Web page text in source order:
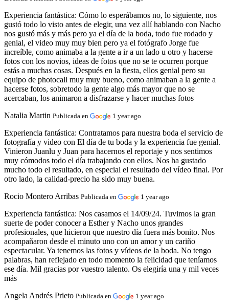
Experiencia fantástica: Cómo lo esperábamos no, lo siguiente, nos
gustó todo lo visto antes de elegir, una vez allí hablando con Nacho
nos gustó más y más pero ya el día de la boda, todo fue rodado y
genial, el video muy muy bien pero ya el fotógrafo Jorge fue
increíble, como animaba a la gente a ir a un lado u otro y hacerse
fotos con los novios, ideas de fotos que no se te ocurren porque
estás a muchas cosas. Después en la fiesta, ellos genial pero su
equipo de photocall muy muy bueno, como animaban a la gente a
hacerse fotos, sobretodo la gente algo más mayor que no se
acercaban, los animaron a disfrazarse y hacer muchas fotos
Natalia Martin Publicada en 1 year ago
Experiencia fantástica: Contratamos para nuestra boda el servicio de
fotografía y video con El día de tu boda y la experiencia fue genial.
Vinieron Juanlu y Juan para hacernos el reportaje y nos sentimos
muy cómodos todo el día trabajando con ellos. Nos ha gustado
mucho todo el resultado, en especial el resultado del vídeo final. Por
otro lado, la calidad-precio ha sido muy buena.
Rocio Montero Arribas Publicada en 1 year ago
Experiencia fantástica: Nos casamos el 14/09/24. Tuvimos la gran
suerte de poder conocer a Esther y Nacho unos grandes
profesionales, que hicieron que nuestro día fuera más bonito. Nos
acompañaron desde el minuto uno con un amor y un cariño
espectacular. Ya tenemos las fotos y vídeos de la boda. No tengo
palabras, han reflejado en todo momento la felicidad que teníamos
ese día. Mil gracias por vuestro talento. Os elegiría una y mil veces
más
Angela Andrés Prieto Publicada en 1 year ago